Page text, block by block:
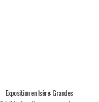
Exposition en Isère: Grandes